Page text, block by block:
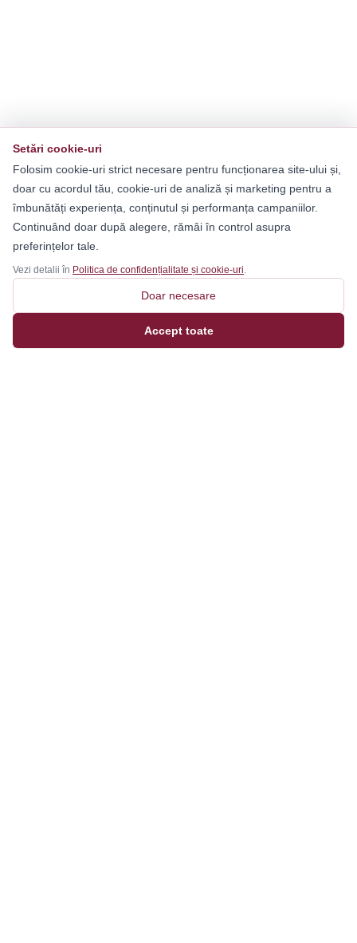
Setări cookie-uri
Folosim cookie-uri strict necesare pentru funcționarea site-ului și,
doar cu acordul tău, cookie-uri de analiză și marketing pentru a
îmbunătăți experiența, conținutul și performanța campaniilor.
Continuând doar după alegere, rămâi în control asupra
preferințelor tale.
Vezi detalii în Politica de confidențialitate și cookie-uri.
Doar necesare
Accept toate